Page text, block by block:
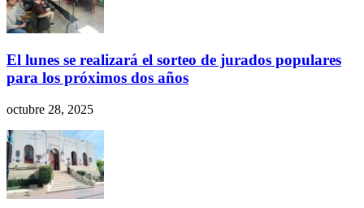
El lunes se realizará el sorteo de jurados populares
para los próximos dos años
octubre 28, 2025